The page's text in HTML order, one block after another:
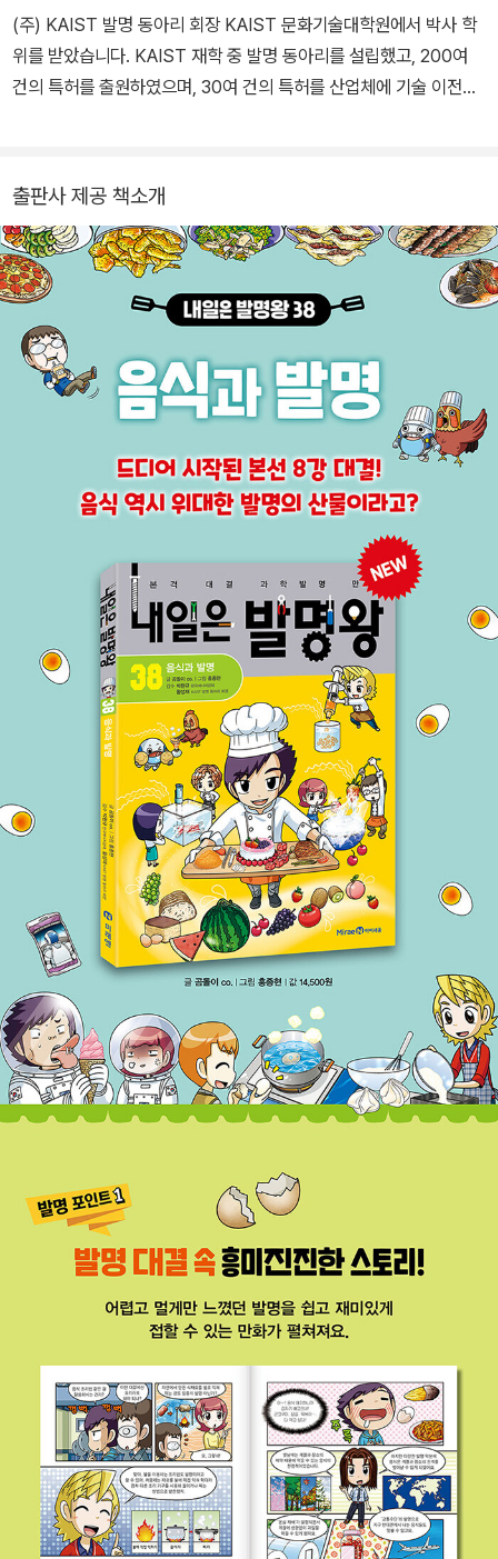
(주) KAIST 발명 동아리 회장 KAIST 문화기술대학원에서 박사 학
위를 받았습니다. KAIST 재학 중 발명 동아리를 설립했고, 200여
건의 특허를 출원하였으며, 30여 건의 특허를 산업체에 기술 이전하
출판사 제공 책소개